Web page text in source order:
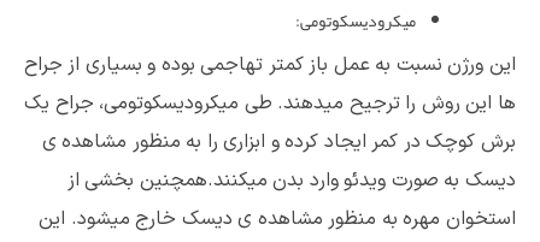
میکرودیسکوتومی:
این ورژن نسبت به عمل باز کمتر تهاجمی بوده و بسیاری از جراح
ها این روش را ترجیح میدهند. طی میکرودیسکوتومی، جراح یک
برش کوچک در کمر ایجاد کرده و ابزاری را به منظور مشاهده ی
دیسک به صورت ویدئو وارد بدن میکنند.همچنین بخشی از
استخوان مهره به منظور مشاهده ی دیسک خارج میشود. این